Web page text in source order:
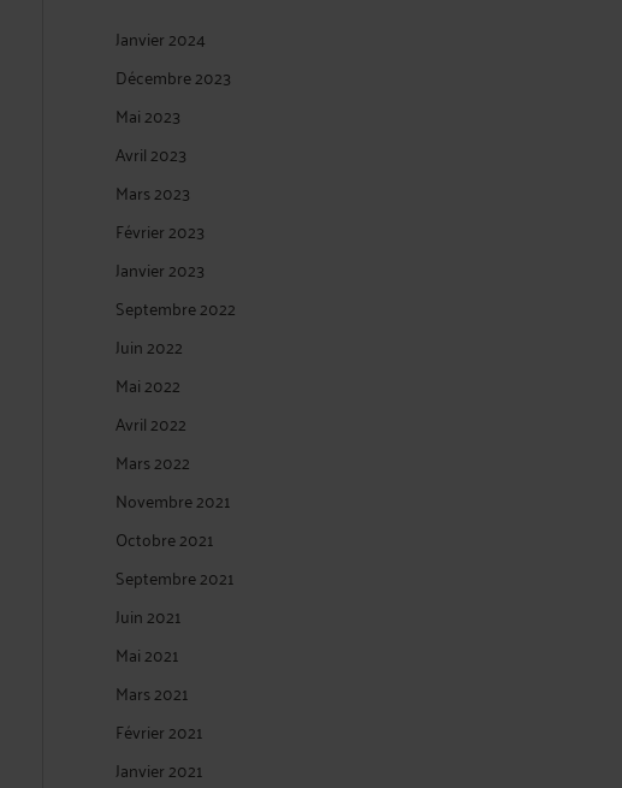
Janvier 2024
Décembre 2023
Mai 2023
Avril 2023
Mars 2023
Février 2023
Janvier 2023
Septembre 2022
Juin 2022
Mai 2022
Avril 2022
Mars 2022
Novembre 2021
Octobre 2021
Septembre 2021
Juin 2021
Mai 2021
Mars 2021
Février 2021
Janvier 2021